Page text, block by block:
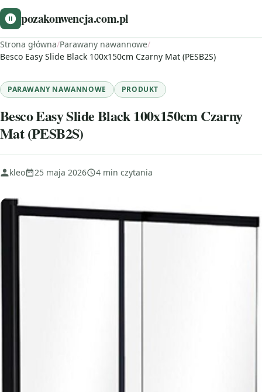
pozakonwencja.com.pl
Strona główna/Parawany nawannowe/
Besco Easy Slide Black 100x150cm Czarny Mat (PESB2S)
PARAWANY NAWANNOWE PRODUKT
Besco Easy Slide Black 100x150cm Czarny
Mat (PESB2S)
kleo 25 maja 2026 4 min czytania